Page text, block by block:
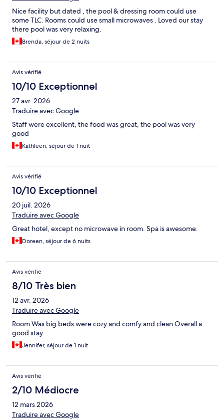
Nice facility but dated , the pool & dressing room could use
some TLC. Rooms could use small microwaves . Loved our stay
there pool was very relaxing.
Brenda, séjour de 2 nuits
Avis vérifié
10/10 Exceptionnel
27 avr. 2026
Traduire avec Google
Staff were excellent, the food was great, the pool was very
good
Kathleen, séjour de 1 nuit
Avis vérifié
10/10 Exceptionnel
20 juil. 2026
Traduire avec Google
Great hotel, except no microwave in room. Spa is awesome.
Doreen, séjour de 6 nuits
Avis vérifié
8/10 Très bien
12 avr. 2026
Traduire avec Google
Room Was big beds were cozy and comfy and clean Overall a
good stay
Jennifer, séjour de 1 nuit
Avis vérifié
2/10 Médiocre
12 mars 2026
Traduire avec Google